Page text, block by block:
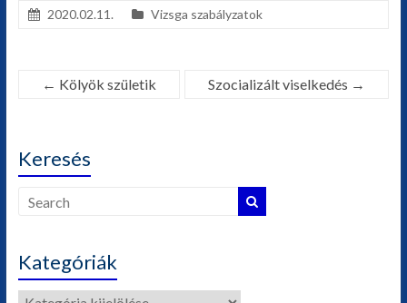
2020.02.11. Vizsga szabályzatok
← Kölyök születik Szocializált viselkedés →
Keresés
Kategóriák
Kategóriák